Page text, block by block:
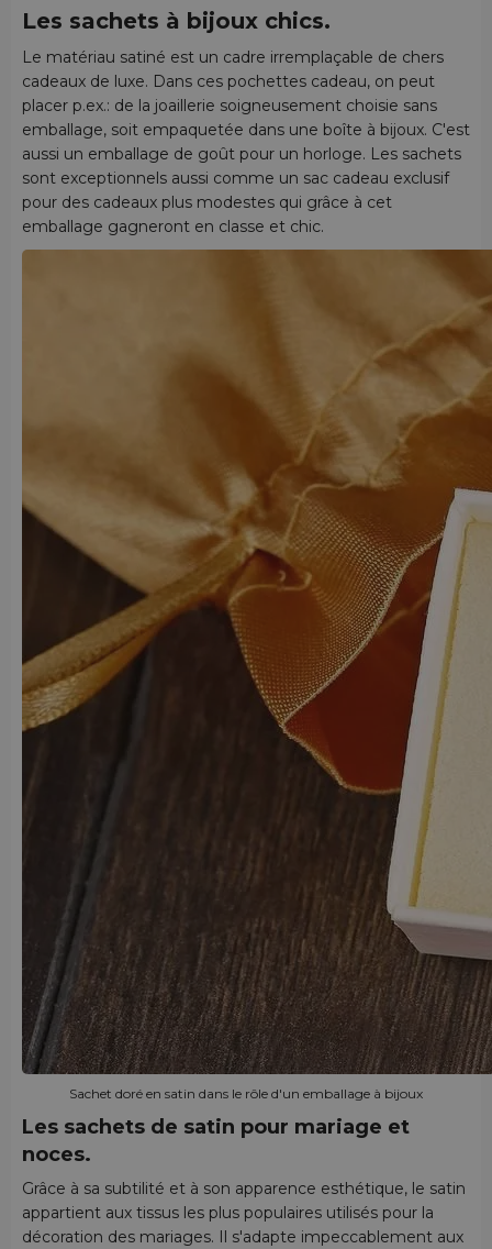
Les sachets à bijoux chics.
Le matériau satiné est un cadre irremplaçable de chers
cadeaux de luxe. Dans ces pochettes cadeau, on peut
placer p.ex.: de la joaillerie soigneusement choisie sans
emballage, soit empaquetée dans une boîte à bijoux. C'est
aussi un emballage de goût pour un horloge. Les sachets
sont exceptionnels aussi comme un sac cadeau exclusif
pour des cadeaux plus modestes qui grâce à cet
emballage gagneront en classe et chic.
Sachet doré en satin dans le rôle d'un emballage à bijoux
Les sachets de satin pour mariage et
noces.
Grâce à sa subtilité et à son apparence esthétique, le satin
appartient aux tissus les plus populaires utilisés pour la
décoration des mariages. Il s'adapte impeccablement aux